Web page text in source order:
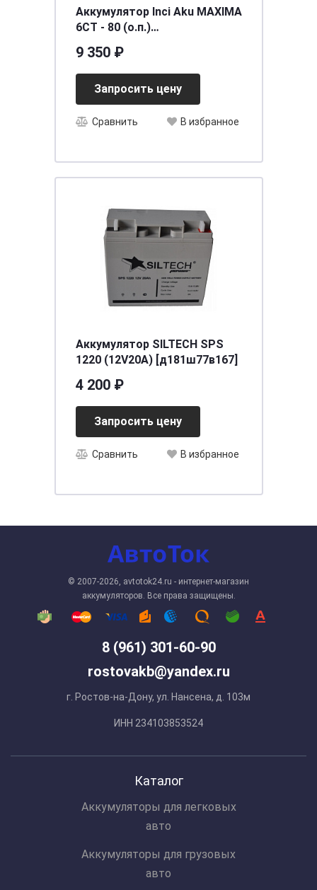
Аккумулятор Inci Aku MAXIMA
6СТ - 80 (о.п.)
9 350 ₽
Запросить цену
Сравнить В избранное
Аккумулятор SILTECH SPS
1220 (12V20A) [д181ш77в167]
4 200 ₽
Запросить цену
Сравнить В избранное
8 (961) 301-60-90
rostovakb@yandex.ru
г. Ростов-на-Дону, ул. Нансена, д. 103м
ИНН 234103853524
© 2007-2026, avtotok24.ru - интернет-магазин
аккумуляторов. Все права защищены.
Каталог
Аккумуляторы для легковых
авто
Аккумуляторы для грузовых
авто